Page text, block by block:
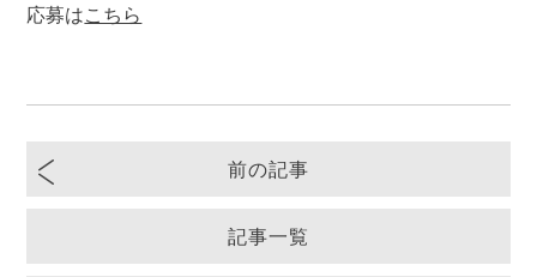
応募はこちら
前の記事
記事一覧